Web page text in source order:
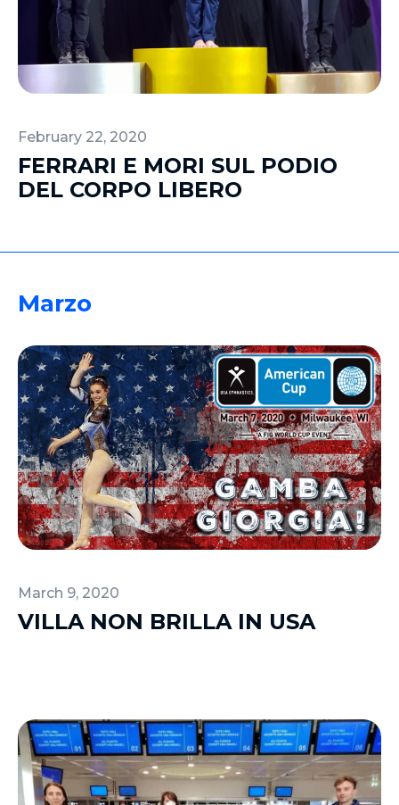
February 22, 2020
FERRARI E MORI SUL PODIO
DEL CORPO LIBERO
Marzo
March 9, 2020
VILLA NON BRILLA IN USA